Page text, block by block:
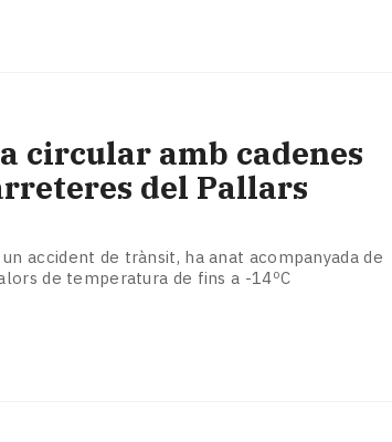
circular amb cadenes
del Pallars
accident de trànsit, ha anat acompanyada de
de temperatura de fins a -14ºC